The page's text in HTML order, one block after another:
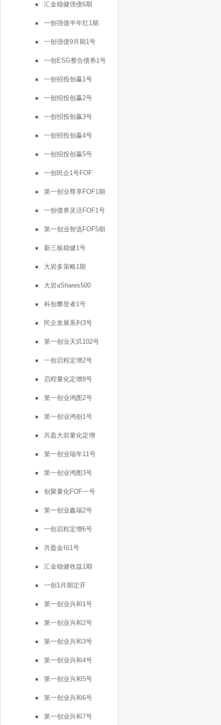
汇金稳健强债6期
一创强债半年红1期
一创强债9月期1号
一创ESG整合债券1号
一创招投创赢1号
一创招投创赢2号
一创招投创赢3号
一创招投创赢4号
一创招投创赢5号
一创民企1号FOF
第一创业尊享FOF1期
一创债券灵活FOF1号
第一创业智选FOF5期
新三板稳健1号
大岩多策略1期
大岩aShares500
科创攀登者1号
民企发展系列3号
第一创业天玑102号
一创启程定增2号
启程量化定增8号
第一创业鸿图2号
第一创业鸿创1号
共盈大岩量化定增
第一创业瑞年11号
第一创业鸿图3号
创聚量化FOF一号
第一创业鑫瑞2号
一创启程定增6号
共盈金珀1号
汇金稳健收益1期
一创1月期定开
第一创业兴和1号
第一创业兴和2号
第一创业兴和3号
第一创业兴和4号
第一创业兴和5号
第一创业兴和6号
第一创业兴和7号